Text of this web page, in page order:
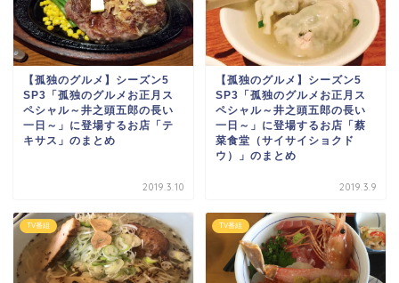
【孤独のグルメ】シーズン5
SP3「孤独のグルメお正月ス
ペシャル～井之頭五郎の長い
一日～」に登場するお店「テ
キサス」のまとめ
2019.3.10
【孤独のグルメ】シーズン5
SP3「孤独のグルメお正月ス
ペシャル～井之頭五郎の長い
一日～」に登場するお店「蔡
菜食堂（サイサイショクド
ウ）」のまとめ
2019.3.9
TV番組 TV番組